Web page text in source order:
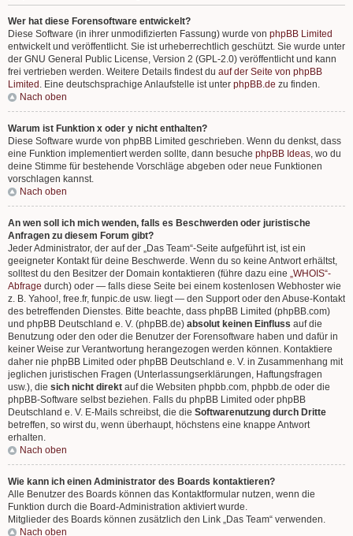
Wer hat diese Forensoftware entwickelt?
Diese Software (in ihrer unmodifizierten Fassung) wurde von phpBB Limited
entwickelt und veröffentlicht. Sie ist urheberrechtlich geschützt. Sie wurde unter
der GNU General Public License, Version 2 (GPL-2.0) veröffentlicht und kann
frei vertrieben werden. Weitere Details findest du auf der Seite von phpBB
Limited . Eine deutschsprachige Anlaufstelle ist unter phpBB.de zu finden.
Nach oben
Warum ist Funktion x oder y nicht enthalten?
Diese Software wurde von phpBB Limited geschrieben. Wenn du denkst, dass
eine Funktion implementiert werden sollte, dann besuche phpBB Ideas, wo du
deine Stimme für bestehende Vorschläge abgeben oder neue Funktionen
vorschlagen kannst.
Nach oben
An wen soll ich mich wenden, falls es Beschwerden oder juristische
Anfragen zu diesem Forum gibt?
Jeder Administrator, der auf der „Das Team“-Seite aufgeführt ist, ist ein
geeigneter Kontakt für deine Beschwerde. Wenn du so keine Antwort erhältst,
solltest du den Besitzer der Domain kontaktieren (führe dazu eine „WHOIS“-
Abfrage durch) oder — falls diese Seite bei einem kostenlosen Webhoster wie
z. B. Yahoo!, free.fr, funpic.de usw. liegt — den Support oder den Abuse-Kontakt
des betreffenden Dienstes. Bitte beachte, dass phpBB Limited (phpBB.com)
und phpBB Deutschland e. V. (phpBB.de) absolut keinen Einfluss auf die
Benutzung oder den oder die Benutzer der Forensoftware haben und dafür in
keiner Weise zur Verantwortung herangezogen werden können. Kontaktiere
daher nie phpBB Limited oder phpBB Deutschland e. V. in Zusammenhang mit
jeglichen juristischen Fragen (Unterlassungserklärungen, Haftungsfragen
usw.), die sich nicht direkt auf die Websiten phpbb.com, phpbb.de oder die
phpBB-Software selbst beziehen. Falls du phpBB Limited oder phpBB
Deutschland e. V. E-Mails schreibst, die die Softwarenutzung durch Dritte
betreffen, so wirst du, wenn überhaupt, höchstens eine knappe Antwort
erhalten.
Nach oben
Wie kann ich einen Administrator des Boards kontaktieren?
Alle Benutzer des Boards können das Kontaktformular nutzen, wenn die
Funktion durch die Board-Administration aktiviert wurde.
Mitglieder des Boards können zusätzlich den Link „Das Team“ verwenden.
Nach oben